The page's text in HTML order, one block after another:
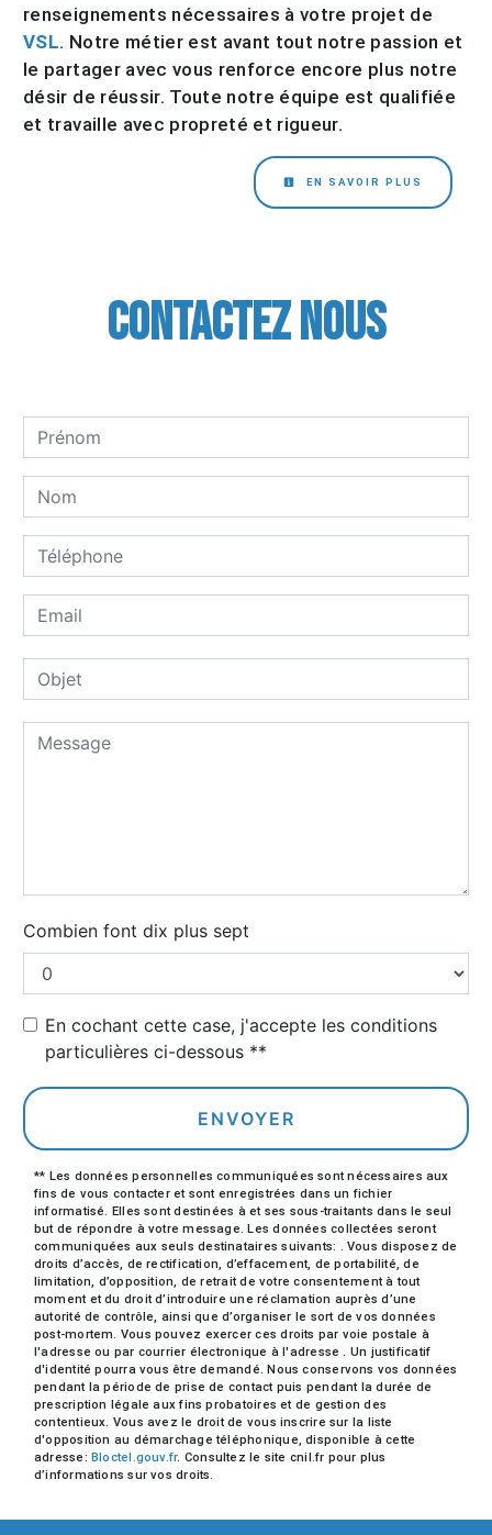
renseignements nécessaires à votre projet de
VSL. Notre métier est avant tout notre passion et
le partager avec vous renforce encore plus notre
désir de réussir. Toute notre équipe est qualifiée
et travaille avec propreté et rigueur.
EN SAVOIR PLUS
Contactez nous
Combien font dix plus sept
En cochant cette case, j'accepte les conditions
particulières ci-dessous **
ENVOYER
** Les données personnelles communiquées sont nécessaires aux
fins de vous contacter et sont enregistrées dans un fichier
informatisé. Elles sont destinées à et ses sous-traitants dans le seul
but de répondre à votre message. Les données collectées seront
communiquées aux seuls destinataires suivants: . Vous disposez de
droits d’accès, de rectification, d’effacement, de portabilité, de
limitation, d’opposition, de retrait de votre consentement à tout
moment et du droit d’introduire une réclamation auprès d’une
autorité de contrôle, ainsi que d’organiser le sort de vos données
post-mortem. Vous pouvez exercer ces droits par voie postale à
l'adresse ou par courrier électronique à l'adresse . Un justificatif
d'identité pourra vous être demandé. Nous conservons vos données
pendant la période de prise de contact puis pendant la durée de
prescription légale aux fins probatoires et de gestion des
contentieux. Vous avez le droit de vous inscrire sur la liste
d'opposition au démarchage téléphonique, disponible à cette
adresse:Bloctel.gouv.fr. Consultez le site cnil.fr pour plus
d’informations sur vos droits.